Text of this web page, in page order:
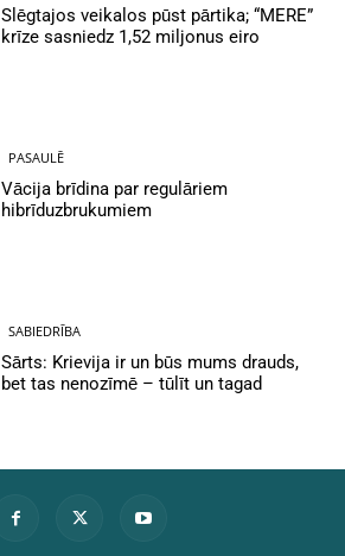
Slēgtajos veikalos pūst pārtika; “MERE”
krīze sasniedz 1,52 miljonus eiro
PASAULĒ
Vācija brīdina par regulāriem
hibrīduzbrukumiem
SABIEDRĪBA
Sārts: Krievija ir un būs mums drauds,
bet tas nenozīmē – tūlīt un tagad